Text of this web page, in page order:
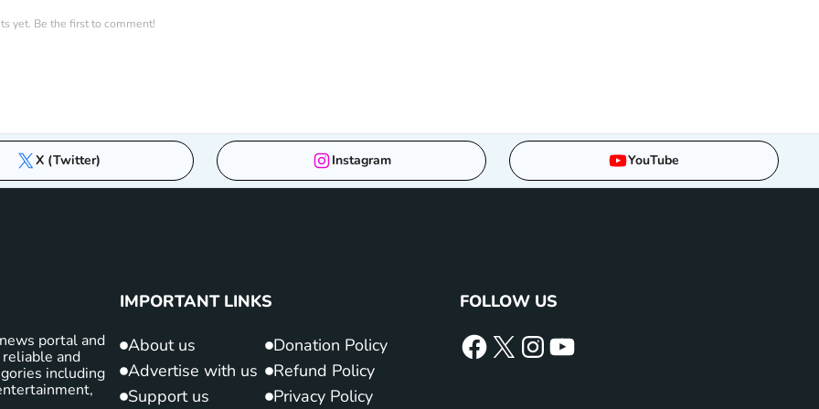
yet. Be the first to comment!
X (Twitter) Instagram YouTube
portal and
and
including
IMPORTANT LINKS
About us
Advertise with us
Support us
Donation Policy
Refund Policy
Privacy Policy
FOLLOW US